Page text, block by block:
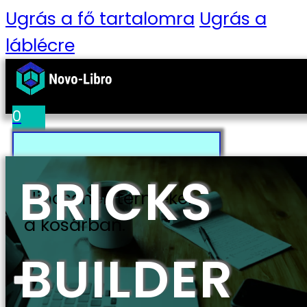
Ugrás a fő tartalomra Ugrás a
láblécre
0
Nincsenek termékek
a kosárban.
BRICKS
BUILDER